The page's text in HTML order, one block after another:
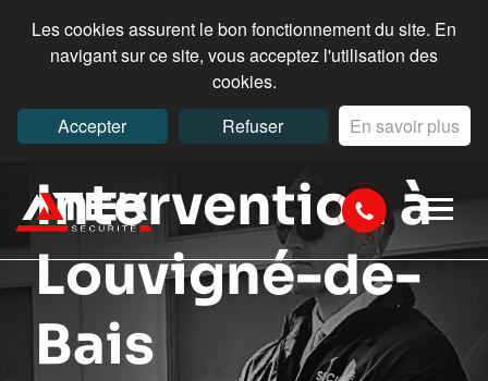
Les cookies assurent le bon fonctionnement du site. En
navigant sur ce site, vous acceptez l'utilisation des
cookies.
Accepter
Refuser En savoir plus
Intervention à
Louvigné-de-
Bais